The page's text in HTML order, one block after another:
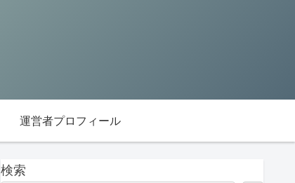
運営者プロフィール
検索